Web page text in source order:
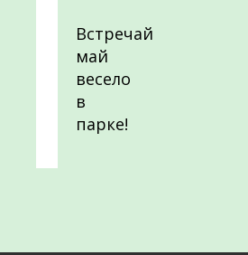
Встречай
май
весело
в
парке!